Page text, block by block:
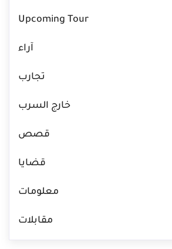
Upcoming Tour
آراء
تجارب
خارج السرب
قصص
قضايا
معلومات
مقابلات